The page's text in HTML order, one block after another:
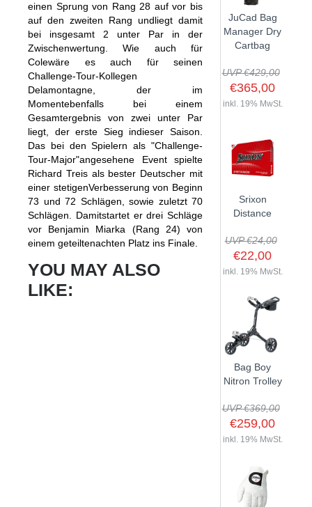
HEADS
SHAFTS
DEMOSCHLÄGER
HANDTÜCHER
ACCESSOIRES
TRAININGSHILFEN
MONTAGE
GUTSCHEINE
SALE
GOLFSCHLÄGER
BAGS
TROLLIES
BÄLLE
SCHUHE
BEKLEIDUNG
HANDSCHUHE
ZUBEHÖR
EVENTS
GOLFKURSE
EVENTS
ANFRAGE
GUTSCHEINE
einen Sprung von Rang 28 auf vor bis
auf den zweiten Rang undliegt damit
bei insgesamt 2 unter Par in der
Zwischenwertung. Wie auch für
Colewäre es auch für seinen
Challenge-Tour-Kollegen
Delamontagne, der im
Momentebenfalls bei einem
Gesamtergebnis von zwei unter Par
liegt, der erste Sieg indieser Saison.
Das bei den Spielern als "Challenge-
Tour-Major"angesehene Event spielte
Richard Treis als bester Deutscher mit
einer stetigenVerbesserung von Beginn
73 und 72 Schlägen, sowie zuletzt 70
Schlägen. Damitstartet er drei Schläge
vor Benjamin Miarka (Rang 24) von
einem geteiltenachten Platz ins Finale.
YOU MAY ALSO
LIKE:
JuCad Bag
Manager Dry
Cartbag
UVP €429,00
€365,00
inkl. 19% MwSt.
Srixon
Distance
UVP €24,00
€22,00
inkl. 19% MwSt.
Bag Boy
Nitron Trolley
UVP €369,00
€259,00
inkl. 19% MwSt.